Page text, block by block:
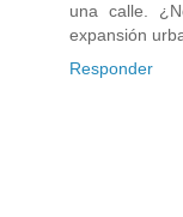
una calle.
expansión
Responder